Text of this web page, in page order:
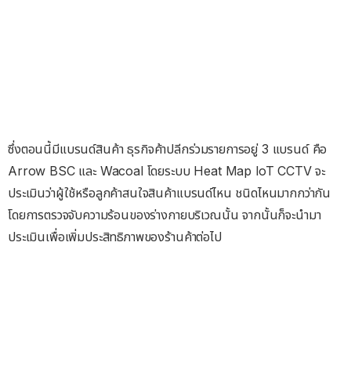
ซึ่งตอนนี้มีแบรนด์สินค้า ธุรกิจค้าปลีกร่วมรายการอยู่ 3 แบรนด์ คือ
Arrow BSC และ Wacoal โดยระบบ Heat Map loT CCTV จะ
ประเมินว่าผู้ใช้หรือลูกค้าสนใจสินค้าแบรนด์ไหน ชนิดไหนมากกว่ากัน
โดยการตรวจจับความร้อนของร่างกายบริเวณนั้น จากนั้นก็จะนำมา
ประเมินเพื่อเพิ่มประสิทธิภาพของร้านค้าต่อไป